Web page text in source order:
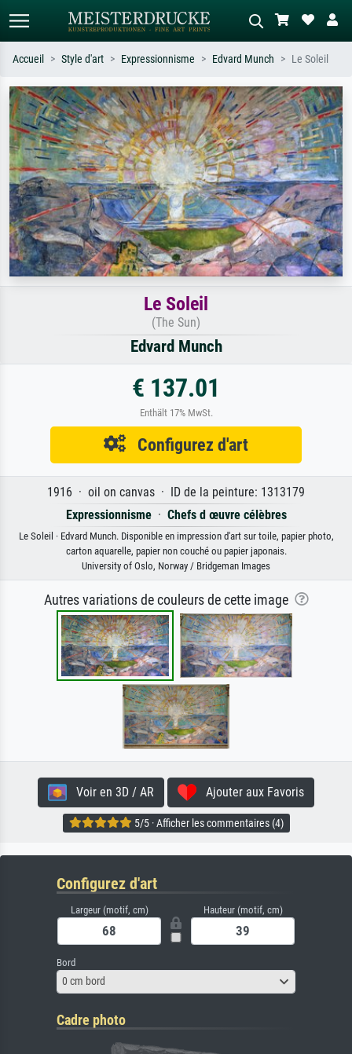
Recherche standard Recherche d'images IA
Recherchez par artiste, titre ou style –
ex. Monet, Nuit étoilée,
impressionnisme, vague de Hokusai,
nu.
Décrivez la scène – ex. prairie verte,
abstrait avec beaucoup de rouge,
tableau sombre, nu debout près d'un
arbre.
Accueil Style d'art Expressionnisme Edvard Munch Le Soleil
Le Soleil
(The Sun)
Edvard Munch
€ 137.01
Enthält 17% MwSt.
Configurez d'art
1916 · oil on canvas · ID de la peinture: 1313179
Expressionnisme· Chefs d œuvre célèbres
Le Soleil · Edvard Munch. Disponible en impression d'art sur toile, papier photo,
carton aquarelle, papier non couché ou papier japonais.
University of Oslo, Norway / Bridgeman Images
Autres variations de couleurs de cette image
Voir en 3D / AR Ajouter aux Favoris
5/5 · Afficher les commentaires (4)
Configurez d'art
Largeur (motif, cm) Hauteur (motif, cm)
Bord
0 cm bord
Cadre photo